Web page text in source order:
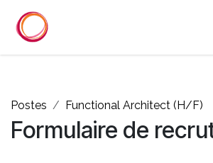
Postes Functional Architect (H/F)
Formulaire de